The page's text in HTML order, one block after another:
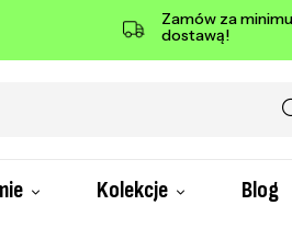
Zamów za
dostawą!
Kolekcje Blog